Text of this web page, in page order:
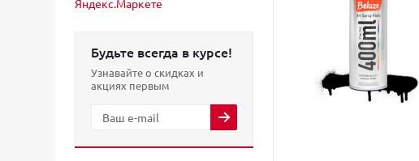
Будьте всегда в курсе!
Узнавайте о скидках и
акциях первым